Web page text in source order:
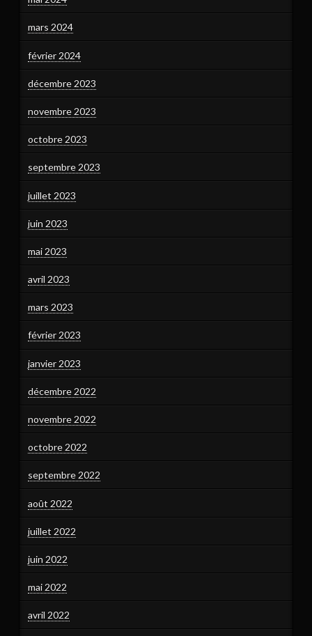
mars 2024
février 2024
décembre 2023
novembre 2023
octobre 2023
septembre 2023
juillet 2023
juin 2023
mai 2023
avril 2023
mars 2023
février 2023
janvier 2023
décembre 2022
novembre 2022
octobre 2022
septembre 2022
août 2022
juillet 2022
juin 2022
mai 2022
avril 2022